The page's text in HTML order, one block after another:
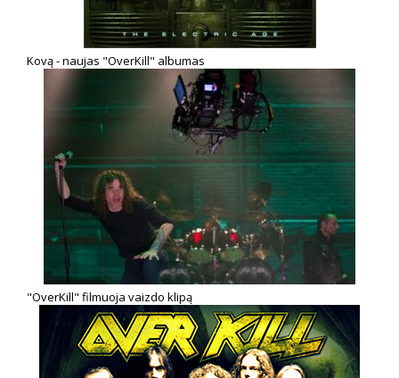
Kovą - naujas "OverKill" albumas
"OverKill" filmuoja vaizdo klipą